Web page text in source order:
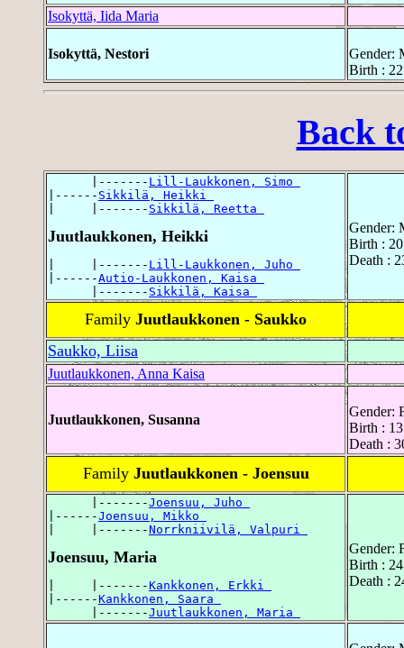
Isokyttä, Iida Maria
Isokyttä, Nestori
Gender:
Birth :
Back
      |-------
Lill-Laukkonen, Simo
|------ Sikkilä, Heikki
|     |------- Sikkilä, Reetta
Juutlaukkonen, Heikki
|     |------- Lill-Laukkonen, Juho
|------Autio-Laukkonen, Kaisa
      |-------
Sikkilä, Kaisa
Gender:
Birth :
Death :
Family Juutlaukkonen - Saukko
Saukko, Liisa
Juutlaukkonen, Anna Kaisa
Juutlaukkonen, Susanna
Gender:
Birth :
Death :
Family Juutlaukkonen - Joensuu
      |-------
Joensuu, Juho
|------Joensuu, Mikko
|     |-------Norrkniivilä, Valpuri
Joensuu, Maria
|     |-------Kankkonen, Erkki
|------Kankkonen, Saara
      |-------
Juutlaukkonen, Maria
Gender:
Birth :
Death :